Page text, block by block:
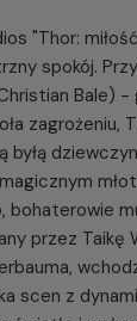
"Thor:
spokój.
Bale)
zagrożeniu,
byłą
bohaterowie
przez Taikę
scen z